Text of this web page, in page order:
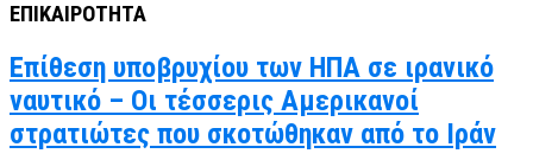
ΕΠΙΚΑΙΡΟΤΗΤΑ
Επίθεση υποβρυχίου των ΗΠΑ σε ιρανικό
ναυτικό – Οι τέσσερις Αμερικανοί
στρατιώτες που σκοτώθηκαν από το Ιράν